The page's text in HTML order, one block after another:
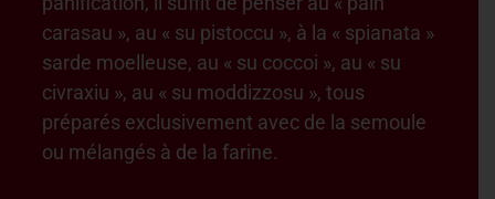
carasau », au « su pistoccu », à la « spianata »
sarde moelleuse, au « su coccoi », au « su
civraxiu », au « su moddizzosu », tous
préparés exclusivement avec de la semoule
ou mélangés à de la farine.